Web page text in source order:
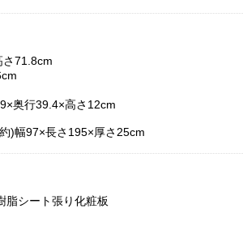
71.8cm
奥行39.4×高さ12cm
)幅97×長さ195×厚さ25cm
脂シート張り化粧板